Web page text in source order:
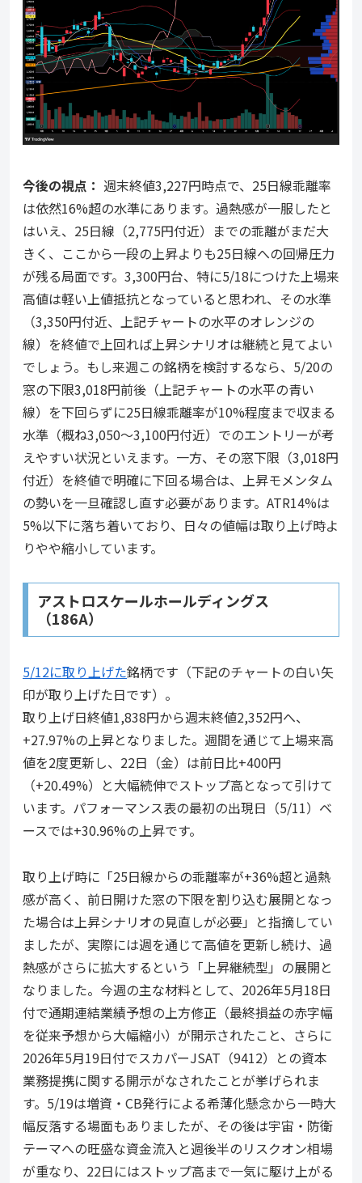
今後の視点： 週末終値3,227円時点で、25日線乖離率
は依然16%超の水準にあります。過熱感が一服したと
はいえ、25日線（2,775円付近）までの乖離がまだ大
きく、ここから一段の上昇よりも25日線への回帰圧力
が残る局面です。3,300円台、特に5/18につけた上場来
高値は軽い上値抵抗となっていると思われ、その水準
（3,350円付近、上記チャートの水平のオレンジの
線）を終値で上回れば上昇シナリオは継続と見てよい
でしょう。もし来週この銘柄を検討するなら、5/20の
窓の下限3,018円前後（上記チャートの水平の青い
線）を下回らずに25日線乖離率が10%程度まで収まる
水準（概ね3,050〜3,100円付近）でのエントリーが考
えやすい状況といえます。一方、その窓下限（3,018円
付近）を終値で明確に下回る場合は、上昇モメンタム
の勢いを一旦確認し直す必要があります。ATR14%は
5%以下に落ち着いており、日々の値幅は取り上げ時よ
りやや縮小しています。
アストロスケールホールディングス
（186A）
5/12に取り上げた銘柄です（下記のチャートの白い矢
印が取り上げた日です）。
取り上げ日終値1,838円から週末終値2,352円へ、
+27.97%の上昇となりました。週間を通じて上場来高
値を2度更新し、22日（金）は前日比+400円
（+20.49%）と大幅続伸でストップ高となって引けて
います。パフォーマンス表の最初の出現日（5/11）ベ
ースでは+30.96%の上昇です。
取り上げ時に「25日線からの乖離率が+36%超と過熱
感が高く、前日開けた窓の下限を割り込む展開となっ
た場合は上昇シナリオの見直しが必要」と指摘してい
ましたが、実際には週を通じて高値を更新し続け、過
熱感がさらに拡大するという「上昇継続型」の展開と
なりました。今週の主な材料として、2026年5月18日
付で通期連結業績予想の上方修正（最終損益の赤字幅
を従来予想から大幅縮小）が開示されたこと、さらに
2026年5月19日付でスカパーJSAT（9412）との資本
業務提携に関する開示がなされたことが挙げられま
す。5/19は増資・CB発行による希薄化懸念から一時大
幅反落する場面もありましたが、その後は宇宙・防衛
テーマへの旺盛な資金流入と週後半のリスクオン相場
が重なり、22日にはストップ高まで一気に駆け上がる